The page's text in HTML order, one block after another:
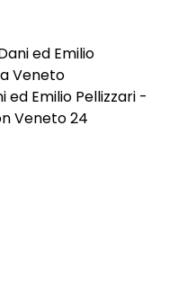
ed Emilio
Veneto
ed Emilio Pellizzari -
Veneto 24